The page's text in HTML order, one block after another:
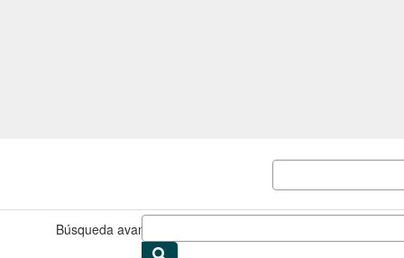
Búsqueda avanzada